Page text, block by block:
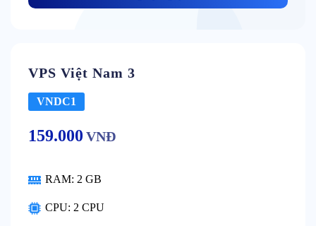
VPS Việt Nam 3
VNDC1
159.000 VNĐ
RAM: 2 GB
CPU: 2 CPU